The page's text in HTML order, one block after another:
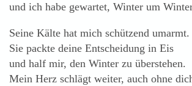
und ich habe gewartet, Winter um
Seine Kälte hat mich schützend umarmt.
Sie packte deine Entscheidung in Eis
und half mir, den Winter zu überstehen.
Mein Herz schlägt weiter, auch ohne